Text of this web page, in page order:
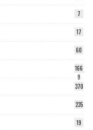
7
17
60
166
9
370
235
19